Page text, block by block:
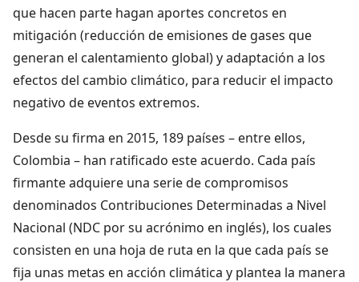
que hacen parte hagan aportes concretos en
mitigación (reducción de emisiones de gases que
generan el calentamiento global) y adaptación a los
efectos del cambio climático, para reducir el impacto
negativo de eventos extremos.
Desde su firma en 2015, 189 países – entre ellos,
Colombia – han ratificado este acuerdo. Cada país
firmante adquiere una serie de compromisos
denominados Contribuciones Determinadas a Nivel
Nacional (NDC por su acrónimo en inglés), los cuales
consisten en una hoja de ruta en la que cada país se
fija unas metas en acción climática y plantea la manera